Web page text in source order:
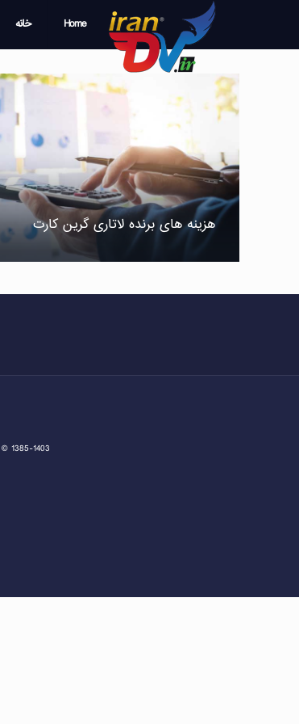
Home خانه
هزینه های برنده لاتاری گرین کارت
1385-1403 © تمام حقوق این وبسایت متعلق به دفتر اخذ ویزا و مشاوره ثبت نام گرین کارت و مهاجرت به آمریکا می باشد و هرگونه کپی برداری پیگرد قانونی دارد.